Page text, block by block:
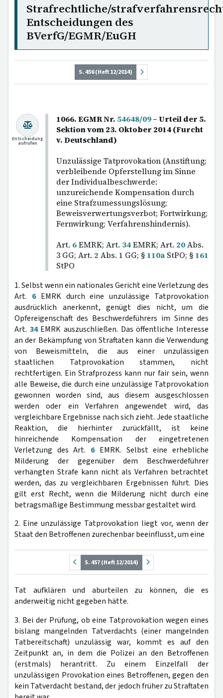
Strafrechtliche/
Entscheidungen des
BVerfG/EGMR/EuGH
S. 456 (Heft 12/2014)
1066. EGMR Nr. 54648/09– Urteil der 5.
Sektion vom 23. Oktober 2014 (Furcht
v. Deutschland)
Unzulässige Tatprovokation (Anstiftung;
verbleibende Opferstellung im Sinne
der Individualbeschwerde:
unzureichende Kompensation durch
eine Strafzumessungslösung;
Beweisverwertungsverbot; Fortwirkung;
Fernwirkung; Verfahrenshindernis).
Art. 6EMRK; Art. 34EMRK; Art. 20Abs.
3 GG; Art. 2 Abs. 1 GG; § 110a StPO; § 161
StPO
Entscheidung
aufrufen
1. Selbst wenn ein nationales Gericht eine Verletzung des
Art. 6EMRK durch eine unzulässige Tatprovokation
ausdrücklich anerkennt, genügt dies nicht, um die
Opfereigenschaft des Beschwerdeführers im Sinne des
Art. 34EMRK auszuschließen. Das öffentliche Interesse
an der Bekämpfung von Straftaten kann die Verwendung
von Beweismitteln, die aus einer unzulässigen
staatlichen Tatprovokation stammen, nicht
rechtfertigen. Ein Strafprozess kann nur fair sein, wenn
alle Beweise, die durch eine unzulässige Tatprovokation
gewonnen worden sind, aus diesem ausgeschlossen
werden oder ein Verfahren angewendet wird, das
vergleichbare Ergebnisse nach sich zieht. Jede staatliche
Reaktion, die hierhinter zurückfällt, ist keine
hinreichende Kompensation der eingetretenen
Verletzung des Art. 6EMRK. Selbst eine erhebliche
Milderung der gegenüber dem Beschwerdeführer
verhängten Strafe kann nicht als Verfahren betrachtet
werden, das zu vergleichbaren Ergebnissen führt. Dies
gilt erst Recht, wenn die Milderung nicht durch eine
betragsmäßige Bestimmung messbar gestaltet wird.
2. Eine unzulässige Tatprovokation liegt vor, wenn der
Staat den Betroffenen zurechenbar beeinflusst, um eine
S. 457 (Heft 12/2014)
Tat aufklären und aburteilen zu können, die es
anderweitig nicht gegeben hätte.
3. Bei der Prüfung, ob eine Tatprovokation wegen eines
bislang mangelnden Tatverdachts (einer mangelnden
Tatbereitschaft) unzulässig war, kommt es auf den
Zeitpunkt an, in dem die Polizei an den Betroffenen
(erstmals) herantritt. Zu einem Einzelfall der
unzulässigen Provokation eines Betroffenen, gegen den
kein Tatverdacht bestand, der jedoch früher zu Straftaten